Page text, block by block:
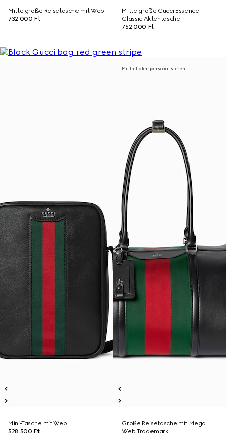
Mittelgroße Reisetasche mit Web
732 000 Ft
Mittelgroße Gucci Essence
Classic Aktentasche
752 000 Ft
Mini-Tasche mit Web
528 500 Ft
Mit Initialen personalisieren
Große Reisetasche mit Mega
Web Trademark